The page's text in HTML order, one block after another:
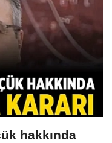
hakkında